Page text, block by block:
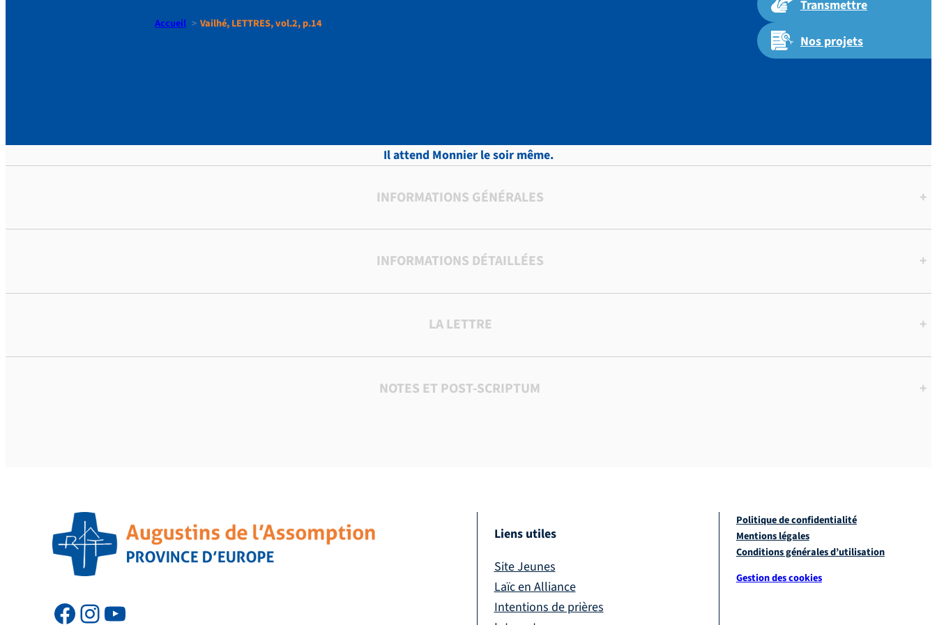
Transmettre
Nos projets
Accueil Vailhé, LETTRES, vol.2, p.14
Il attend Monnier le soir même.
INFORMATIONS GÉNÉRALES +
INFORMATIONS DÉTAILLÉES +
LA LETTRE +
NOTES ET POST-SCRIPTUM +
Liens utiles
Site Jeunes
Laïc en Alliance
Intentions de prières
Politique de confidentialité
Mentions légales
Conditions générales d’utilisation
Gestion des cookies